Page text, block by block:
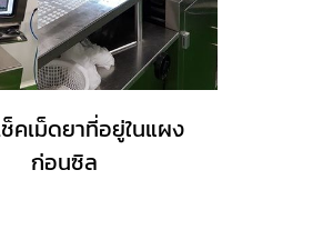
คเม็ดยาที่อยู่ในแผง
ก่อนซิล